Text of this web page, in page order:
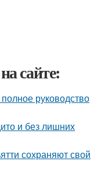
сайте:
руководство
и без лишних
сохраняют свой